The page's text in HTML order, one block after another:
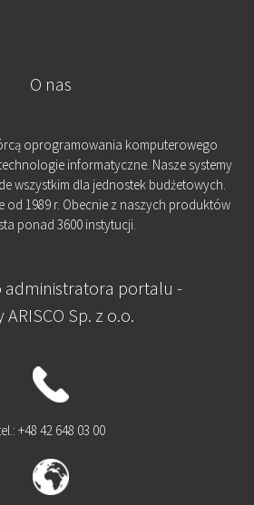
O nas
oprogramowania komputerowego
informatyczne. Nasze systemy
wszystkim dla jednostek budżetowych.
od 1989 r. Obecnie z naszych produktów
ponad 3600 instytucji.
administratora portalu -
ARISCO Sp. z o.o.
+48 42 648 03 00